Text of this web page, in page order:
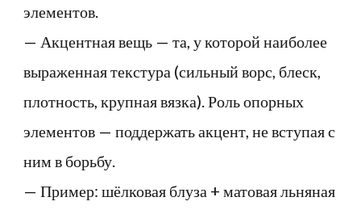
элементов.
— Акцентная вещь — та, у которой наиболее
выраженная текстура (сильный ворс, блеск,
плотность, крупная вязка). Роль опорных
элементов — поддержать акцент, не вступая с
ним в борьбу.
— Пример: шёлковая блуза + матовая льняная